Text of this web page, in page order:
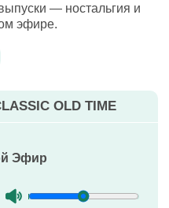
— ностальгия и
эфире.
OLD TIME
Эфир